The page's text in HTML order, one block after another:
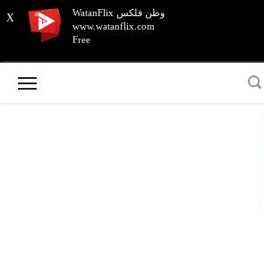
X
وطن فلكس WatanFlix
www.watanflix.com
Free